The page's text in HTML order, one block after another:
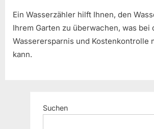
Ein Wasserzähler hilft Ihnen, den
Ihrem Garten zu überwachen, was bei
Wasserersparnis und Kostenkontrolle
kann.
Suchen